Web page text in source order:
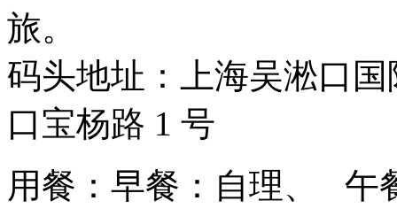
旅。
码头地址：上海吴淞口
口宝杨路 1 号
用餐：早餐：自理、